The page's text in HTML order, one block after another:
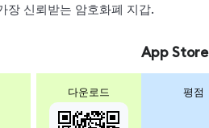
장 신뢰받는 암호화폐 지갑.
다운로드
App Store
평점